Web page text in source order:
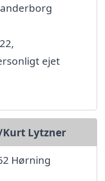
ejet
Kurt Lytzner
Hørning